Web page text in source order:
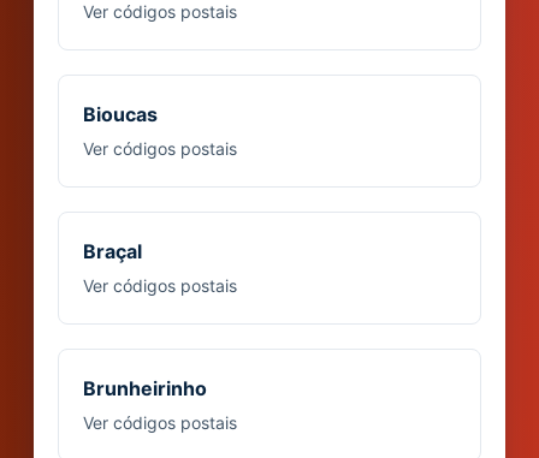
Ver códigos postais
Bioucas
Ver códigos postais
Braçal
Ver códigos postais
Brunheirinho
Ver códigos postais